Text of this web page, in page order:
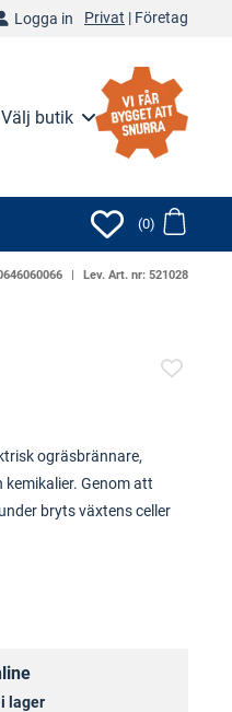
Logga in Privat | Företag
Välj butik
(0)
Lev. Art. nr: 521028
ogräsbrännare,
Genom att
bryts växtens celler
lager